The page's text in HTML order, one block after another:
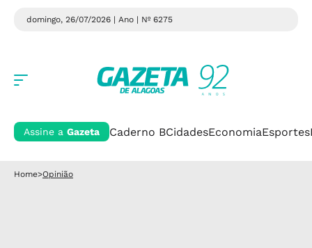
domingo, 26/07/2026 | Ano | Nº 6275
Assine a Gazeta Caderno BCidadesEconomiaEsportes
Home>Opinião